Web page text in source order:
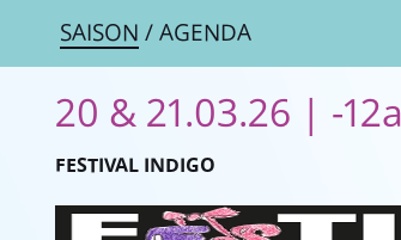
SAISON /AGENDA
20 & 21.03.26 | -
FESTIVAL INDIGO